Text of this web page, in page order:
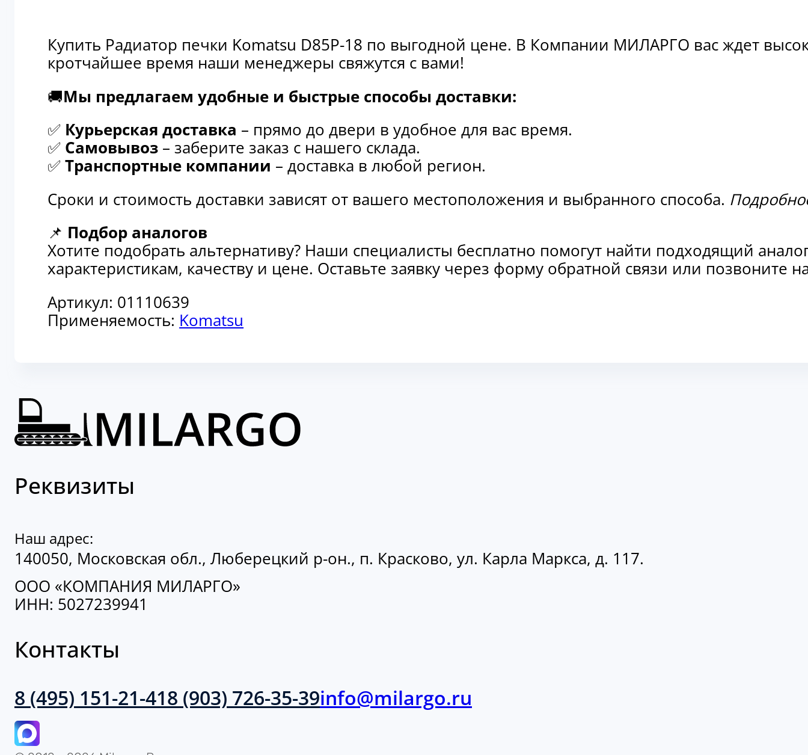
Купить Радиатор печки Komatsu D85P-18 по выгодной цене. В Компании МИЛАРГО вас ждет
кротчайшее время наши менеджеры свяжутся с вами!
🚚Мы предлагаем удобные и быстрые способы доставки:
✅ Курьерская доставка – прямо до двери в удобное для вас время.
✅ Самовывоз – заберите заказ с нашего склада.
✅ Транспортные компании – доставка в любой регион.
Сроки и стоимость доставки зависят от вашего местоположения и выбранного способа.
📌 Подбор аналогов
Хотите подобрать альтернативу? Наши специалисты бесплатно помогут найти подходящий
характеристикам, качеству и цене. Оставьте заявку через форму обратной связи или
Артикул: 01110639
Применяемость: Komatsu
Реквизиты
Наш адрес:
140050, Московская обл., Люберецкий р-он., п. Красково, ул. Карла Маркса, д. 117.
ООО «КОМПАНИЯ МИЛАРГО»
ИНН: 5027239941
Контакты
8 (495) 151-21-418 (903) 726-35-39info@milargo.ru